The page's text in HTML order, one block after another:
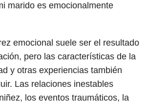
marido es emocionalmente
emocional suele ser el resultado
pero las características de la
y otras experiencias también
Las relaciones inestables
los eventos traumáticos, la